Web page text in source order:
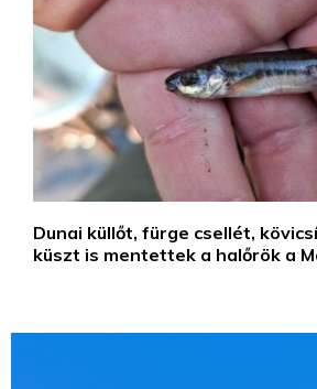
Dunai küllőt, fürge csellét,
küszt is mentettek a halőrök a